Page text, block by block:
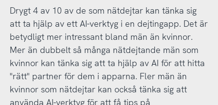
Drygt 4 av 10 av de som nätdejtar kan tänka sig
att ta hjälp av ett AI-verktyg i en dejtingapp. Det är
betydligt mer intressant bland män än kvinnor.
Mer än dubbelt så många nätdejtande män som
kvinnor kan tänka sig att ta hjälp av AI för att hitta
"rätt" partner för dem i apparna. Fler män än
kvinnor som nätdejtar kan också tänka sig att
använda AI-verktyg för att få tips på